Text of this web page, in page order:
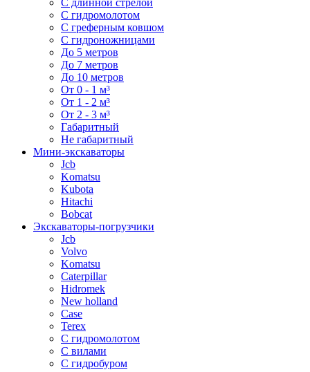
С длинной стрелой
С гидромолотом
С греферным ковшом
С гидроножницами
До 5 метров
До 7 метров
До 10 метров
От 0 - 1 м³
От 1 - 2 м³
От 2 - 3 м³
Габаритный
Не габаритный
Мини-экскаваторы
Jcb
Komatsu
Kubota
Hitachi
Bobcat
Экскаваторы-погрузчики
Jcb
Volvo
Komatsu
Caterpillar
Hidromek
New holland
Case
Terex
С гидромолотом
С вилами
С гидробуром